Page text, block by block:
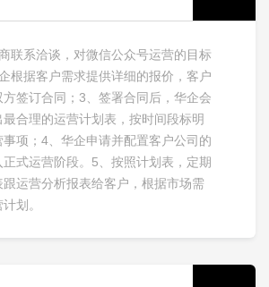
联系洽谈，对微信公众号运营的目标
根据客户需求提供详细的报价，客户
签订合同；3、签署合同后，华企会
合理的运营计划表，按时间段标明
项；4、华企申请并配置客户公司的
式运营阶段。5、按照计划表，定期
运营分析报表给客户，根据市场需
划。